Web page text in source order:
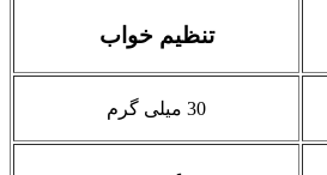
تنظیم خواب
30 میلی گرم